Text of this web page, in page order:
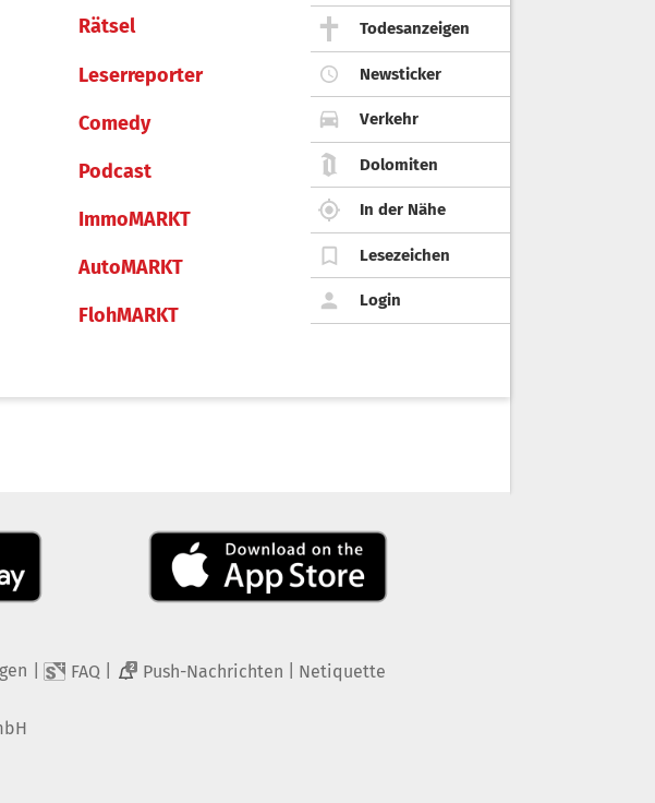
Rätsel
Leserreporter
Comedy
Podcast
ImmoMARKT
AutoMARKT
FlohMARKT
Todesanzeigen
Newsticker
Verkehr
Dolomiten
In der Nähe
Lesezeichen
Login
FAQ 2 Push-Nachrichten Netiquette